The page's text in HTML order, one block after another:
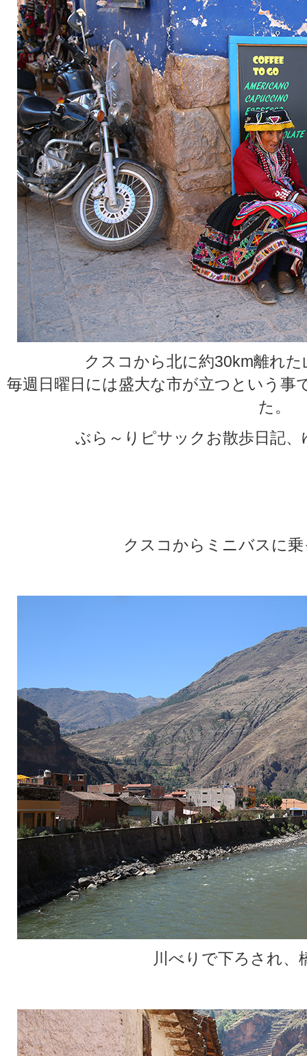
クスコから北に約30km離れ
毎週日曜日には盛大な市が立つという
た。
ぶら～りピサックお散歩日記
クスコからミニバスに
川べりで下ろされ、